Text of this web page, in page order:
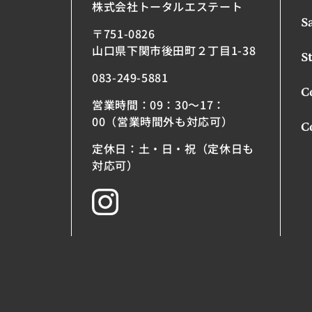
株式会社トータルエステート
〒751-0826
山口県下関市後田町２丁目1-38
083-249-5881
営業時間：09：30～17：
00（営業時間外も対応可）
定休日：土・日・祝（定休日も
対応可）